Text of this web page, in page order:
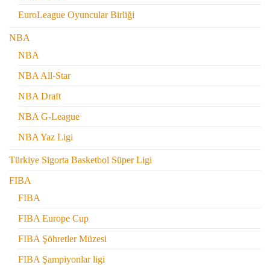
EuroLeague Oyuncular Birliği
NBA
NBA
NBA All-Star
NBA Draft
NBA G-League
NBA Yaz Ligi
Türkiye Sigorta Basketbol Süper Ligi
FIBA
FIBA
FIBA Europe Cup
FIBA Şöhretler Müzesi
FIBA Şampiyonlar ligi